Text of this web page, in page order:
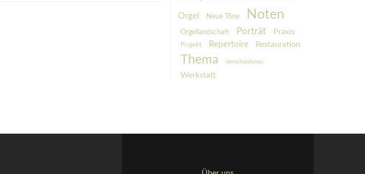
Orgel Neue Töne Noten
Orgellandschaft Porträt Praxis
Projekt Repertoire Restauration
Thema Verschiedenes
Werkstatt